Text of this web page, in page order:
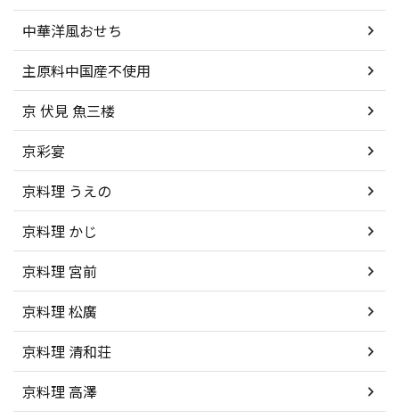
中華洋風おせち
主原料中国産不使用
京 伏見 魚三楼
京彩宴
京料理 うえの
京料理 かじ
京料理 宮前
京料理 松廣
京料理 清和荘
京料理 高澤